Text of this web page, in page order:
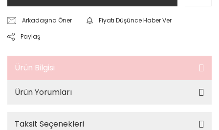
Arkadaşına Öner
Fiyatı Düşünce Haber Ver
Paylaş
Ürün Bilgisi
Ürün Yorumları
Taksit Seçenekleri